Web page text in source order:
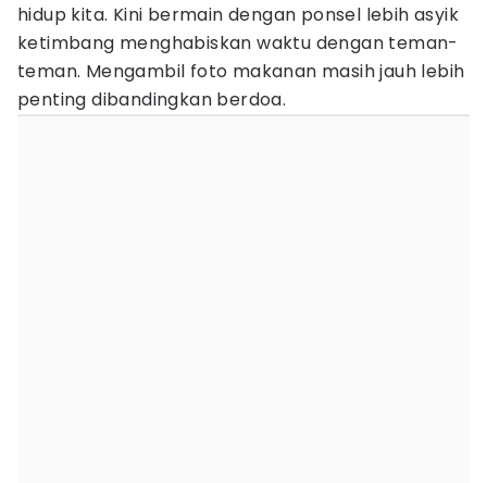
hidup kita. Kini bermain dengan ponsel lebih asyik
ketimbang menghabiskan waktu dengan teman-
teman. Mengambil foto makanan masih jauh lebih
penting dibandingkan berdoa.